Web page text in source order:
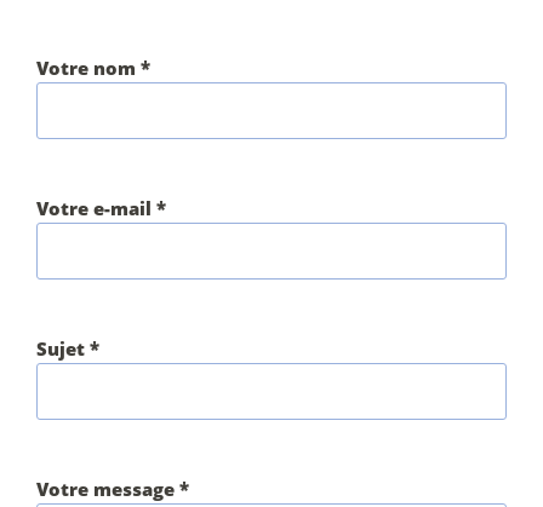
Votre nom *
Votre e-mail *
Sujet *
Votre message *